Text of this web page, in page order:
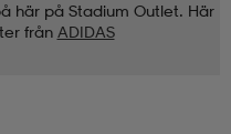
här på Stadium Outlet. Här
från ADIDAS